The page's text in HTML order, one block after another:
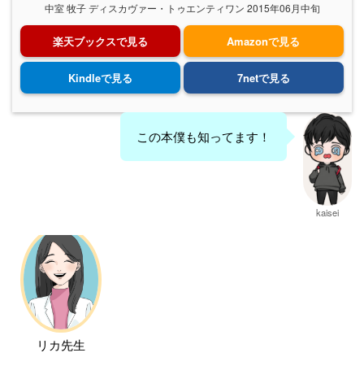
中室 牧子 ディスカヴァー・トゥエンティワン 2015年06月中旬
楽天ブックスで見る Amazonで見る
Kindleで見る 7netで見る
この本僕も知ってます！
kaisei
リカ先生